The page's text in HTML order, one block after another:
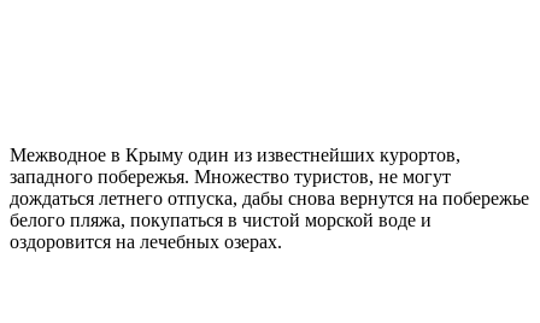
Межводное в Крыму один из известнейших курортов,
западного побережья. Множество туристов, не могут
дождаться летнего отпуска, дабы снова вернутся на побережье
белого пляжа, покупаться в чистой морской воде и
оздоровится на лечебных озерах.